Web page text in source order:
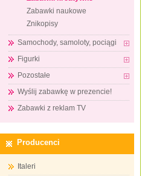
Zabawki naukowe
Znikopisy
Samochody, samoloty, pociągi
Figurki
Pozostałe
Wyślij zabawkę w prezencie!
Zabawki z reklam TV
Producenci
Italeri